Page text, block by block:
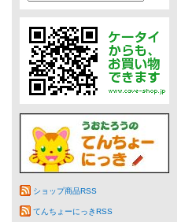
ショップ商品RSS
てんちょーにっきRSS